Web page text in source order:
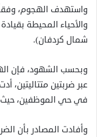
واستهدف الهجوم،
والأحياء المحيطة
شمال كردفان).
وبحسب الشهود، فإن
عبر ضربتين متتاليتين،
في حي الموظفين،
وأفادت المصادر بأن